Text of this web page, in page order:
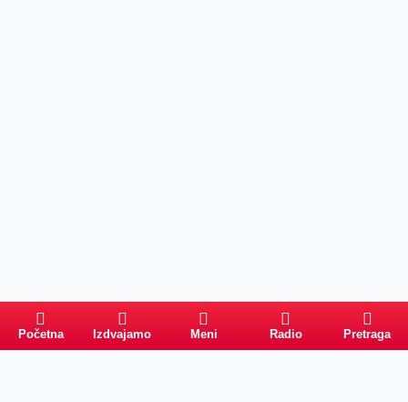
Početna Izdvajamo Meni Radio Pretraga